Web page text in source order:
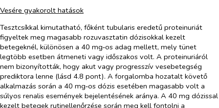
Vesére gyakorolt hatások
Tesztcsíkkal kimutatható, főként tubularis eredetű proteinuriát
figyeltek meg magasabb rozuvasztatin dózisokkal kezelt
betegeknél, különösen a 40 mg‑os adag mellett, mely tünet
legtöbb esetben átmeneti vagy időszakos volt. A proteinuriáról
nem bizonyították, hogy akut vagy progresszív vesebetegség
prediktora lenne (lásd 4.8 pont). A forgalomba hozatalt követő
alkalmazás során a 40 mg‑os dózis esetében magasabb volt a
súlyos renalis események bejelentésének aránya. A 40 mg dózissal
kezelt betegek rutinellenőrzése során meg kell fontolni a